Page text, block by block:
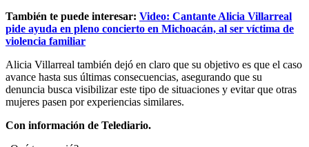
También te puede interesar: Video: Cantante Alicia Villarreal
pide ayuda en pleno concierto en Michoacán, al ser víctima de
violencia familiar
Alicia Villarreal también dejó en claro que su objetivo es que el caso
avance hasta sus últimas consecuencias, asegurando que su
denuncia busca visibilizar este tipo de situaciones y evitar que otras
mujeres pasen por experiencias similares.
Con información de Telediario.